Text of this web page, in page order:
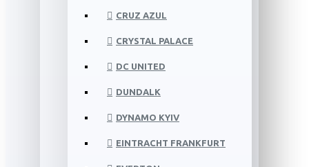
CRUZ AZUL
CRYSTAL PALACE
DC UNITED
DUNDALK
DYNAMO KYIV
EINTRACHT FRANKFURT